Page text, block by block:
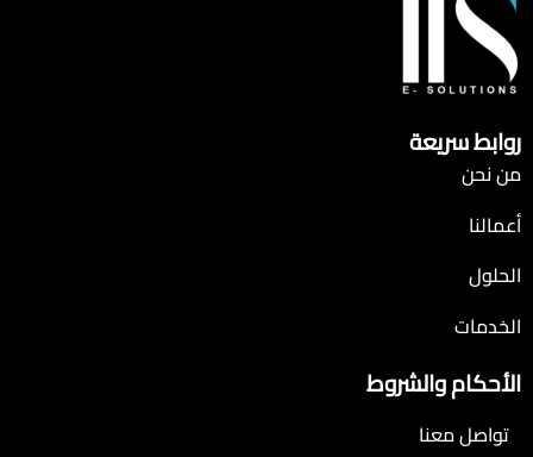
روابط سريعة
من نحن
أعمالنا
الحلول
الخدمات
الأحكام والشروط
تواصل معنا